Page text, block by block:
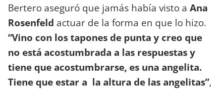
Bertero aseguró que jamás había visto a Ana
Rosenfeld actuar de la forma en que lo hizo.
“Vino con los tapones de punta y creo que
no está acostumbrada a las respuestas y
tiene que acostumbrarse, es una angelita.
Tiene que estar a la altura de las angelitas”,